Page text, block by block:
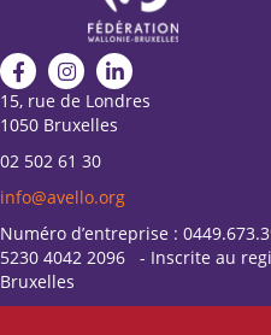
15, rue de Londres
1050 Bruxelles
02 502 61 30
info@avello.org
Numéro d’entreprise :
5230 4042 2096 - Inscrite au
Bruxelles